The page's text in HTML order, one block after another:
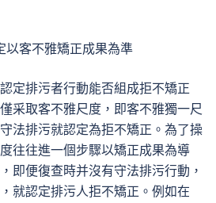
以客不雅矯正成果為準
定排污者行動能否組成拒不矯正
采取客不雅尺度，即客不雅獨一尺
法排污就認定為拒不矯正。為了操
往往進一個步驟以矯正成果為導
即便復查時并沒有守法排污行動，
就認定排污人拒不矯正。例如在